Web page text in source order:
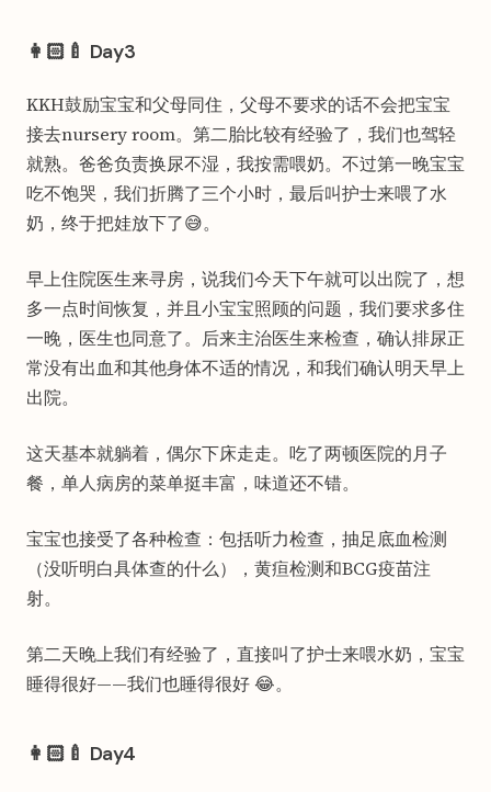
👩🏻‍🍼 Day3
KKH鼓励宝宝和父母同住，父母不要求的话不会把宝宝
接去nursery room。第二胎比较有经验了，我们也驾轻
就熟。爸爸负责换尿不湿，我按需喂奶。不过第一晚宝宝
吃不饱哭，我们折腾了三个小时，最后叫护士来喂了水
奶，终于把娃放下了😅。
早上住院医生来寻房，说我们今天下午就可以出院了，想
多一点时间恢复，并且小宝宝照顾的问题，我们要求多住
一晚，医生也同意了。后来主治医生来检查，确认排尿正
常没有出血和其他身体不适的情况，和我们确认明天早上
出院。
这天基本就躺着，偶尔下床走走。吃了两顿医院的月子
餐，单人病房的菜单挺丰富，味道还不错。
宝宝也接受了各种检查：包括听力检查，抽足底血检测
（没听明白具体查的什么），黄疸检测和BCG疫苗注
射。
第二天晚上我们有经验了，直接叫了护士来喂水奶，宝宝
睡得很好——我们也睡得很好 😂。
👩🏻‍🍼 Day4